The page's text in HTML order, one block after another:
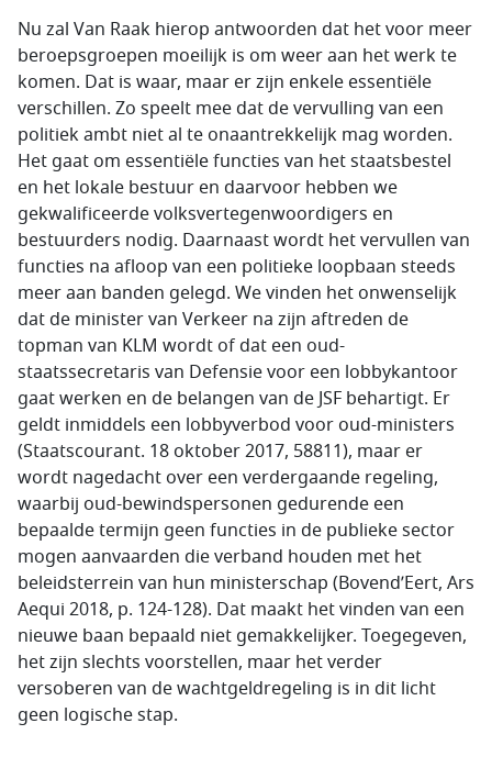
Nu zal Van Raak hierop antwoorden dat het voor meer
beroepsgroepen moeilijk is om weer aan het werk te
komen. Dat is waar, maar er zijn enkele essentiële
verschillen. Zo speelt mee dat de vervulling van een
politiek ambt niet al te onaantrekkelijk mag worden.
Het gaat om essentiële functies van het staatsbestel
en het lokale bestuur en daarvoor hebben we
gekwalificeerde volksvertegenwoordigers en
bestuurders nodig. Daarnaast wordt het vervullen van
functies na afloop van een politieke loopbaan steeds
meer aan banden gelegd. We vinden het onwenselijk
dat de minister van Verkeer na zijn aftreden de
topman van KLM wordt of dat een oud-
staatssecretaris van Defensie voor een lobbykantoor
gaat werken en de belangen van de JSF behartigt. Er
geldt inmiddels een lobbyverbod voor oud-ministers
(Staatscourant. 18 oktober 2017, 58811), maar er
wordt nagedacht over een verdergaande regeling,
waarbij oud-bewindspersonen gedurende een
bepaalde termijn geen functies in de publieke sector
mogen aanvaarden die verband houden met het
beleidsterrein van hun ministerschap (Bovend’Eert, Ars
Aequi 2018, p. 124-128). Dat maakt het vinden van een
nieuwe baan bepaald niet gemakkelijker. Toegegeven,
het zijn slechts voorstellen, maar het verder
versoberen van de wachtgeldregeling is in dit licht
geen logische stap.